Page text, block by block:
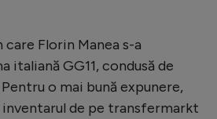
Florin Manea s-a
GG11, condusă de
o mai bună expunere,
de pe transfermarkt